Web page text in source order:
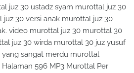
juz 30 ustadz syam murottal juz 30
juz 30 versi anak murottal juz 30
video murottal juz 30 murottal 30
juz 30 wirda murottal 30 juz yusuf
yang sangat merdu murottal
596 MP3 Murottal Per